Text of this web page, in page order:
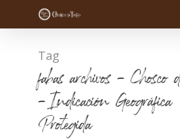
Tag
fabas archivos - Chosco
- Indicación Geográfica
Protegida